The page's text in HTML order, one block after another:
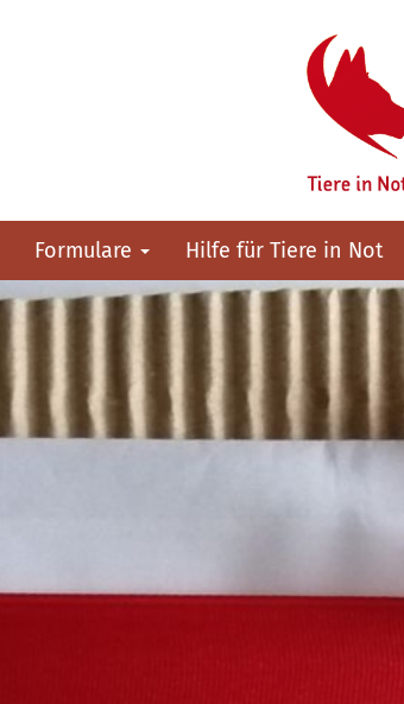
Formulare Hilfe für Tiere in Not